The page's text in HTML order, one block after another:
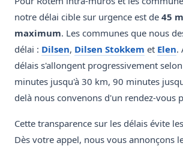
notre délai cible sur urgence est de 45
maximum. Les communes que nous
délai : Dilsen, Dilsen Stokkem et Elen.
délais s'allongent progressivement
minutes jusqu'à 30 km, 90 minutes
delà nous convenons d'un rendez-vous
Cette transparence sur les délais évite
Dès votre appel, nous vous annonçons